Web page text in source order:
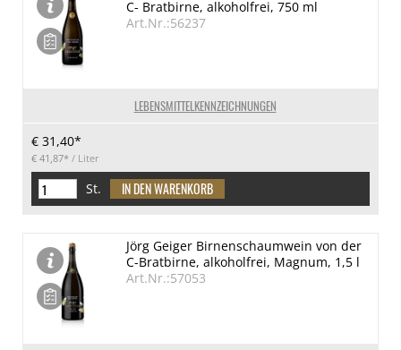
LEBENSMITTELKENNZEICHNUNGEN
C- Bratbirne, alkoholfrei, 750 ml
Art.Nr.:56237
€ 31,40*
€ 41,87* / Liter
St.
Jörg Geiger Birnenschaumwein von der
C-Bratbirne, alkoholfrei, Magnum, 1,5 l
Art.Nr.:57053